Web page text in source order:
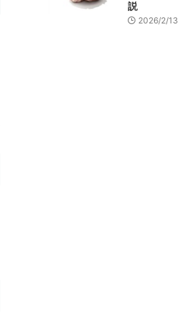
説
2026/2/13